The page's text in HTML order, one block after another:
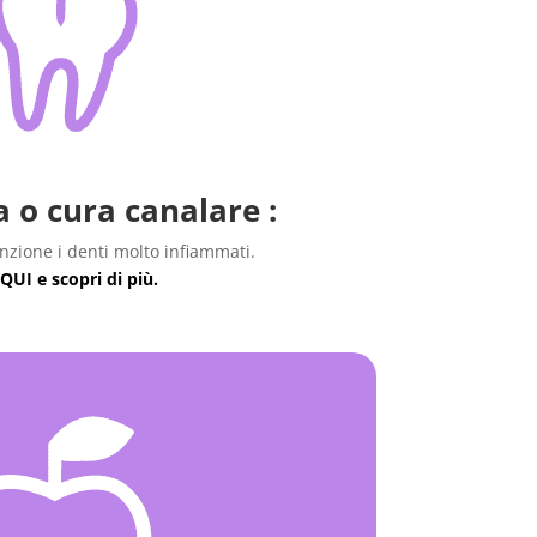
o cura canalare :
i denti molto infiammati.
e scopri di più.